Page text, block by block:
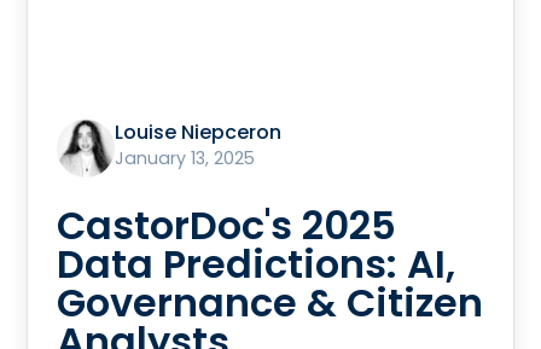
Louise Niepceron
January 13, 2025
CastorDoc's 2025
Data Predictions: AI,
Governance & Citizen